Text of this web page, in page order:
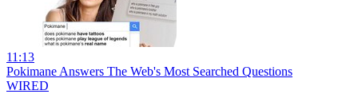
11:13
Pokimane Answers The Web's Most Searched Questions
WIRED